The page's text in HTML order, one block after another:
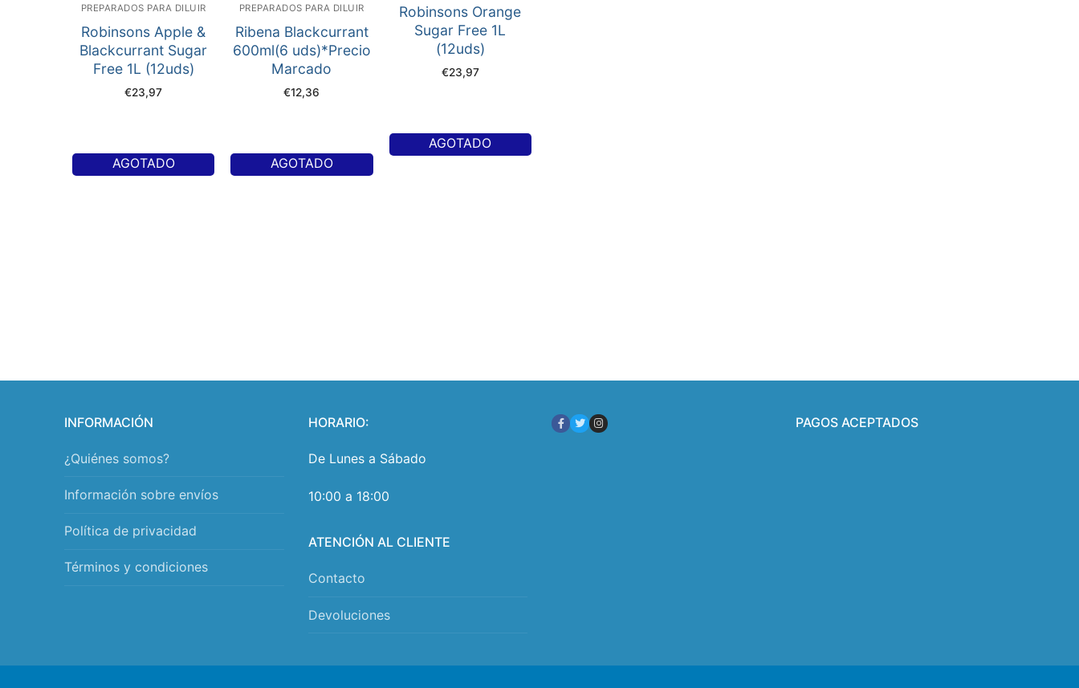
PREPARADOS PARA DILUIR
Robinsons Apple &
Blackcurrant Sugar
Free 1L (12uds)
€23,97
AGOTADO
PREPARADOS PARA DILUIR
Ribena Blackcurrant
600ml(6 uds)*Precio
Marcado
€12,36
AGOTADO
Robinsons Orange
Sugar Free 1L
(12uds)
€23,97
AGOTADO
INFORMACIÓN
¿Quiénes somos?
Información sobre envíos
Política de privacidad
Términos y condiciones
HORARIO:
De Lunes a Sábado
10:00 a 18:00
ATENCIÓN AL CLIENTE
Contacto
Devoluciones
PAGOS ACEPTADOS